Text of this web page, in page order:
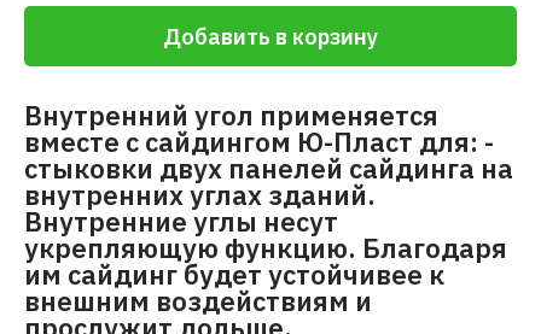
Добавить в корзину
Внутренний угол применяется
вместе с сайдингом Ю-Пласт для: -
стыковки двух панелей сайдинга на
внутренних углах зданий.
Внутренние углы несут
укрепляющую функцию. Благодаря
им сайдинг будет устойчивее к
внешним воздействиям и